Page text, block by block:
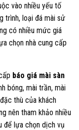
vào nhiều yếu tố
trình, loại đá mài sử
có nhiều mức giá
chọn nhà cung cấp
báo giá mài sàn
bóng, mài trần, mài
thù của khách
nên tham khảo nhiều
để lựa chọn dịch vụ